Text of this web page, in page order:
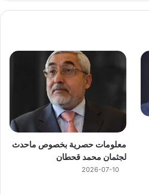
معلومات حصرية بخصوص ماحدث
لجثمان محمد قحطان
2026-07-10